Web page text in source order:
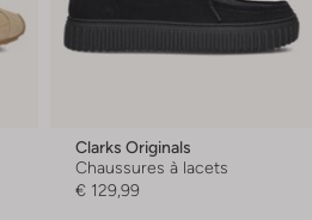
Clarks Originals
Chaussures à lacets
€ 129,99